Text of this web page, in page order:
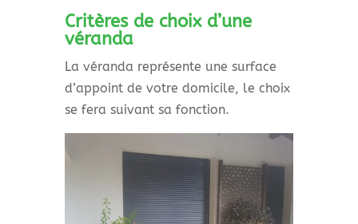
Critères de choix d’une
véranda
La véranda représente une surface
d’appoint de votre domicile, le choix
se fera suivant sa fonction.